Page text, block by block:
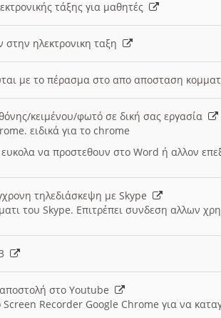
τάξης για μαθητές
στην ηλεκτρονικη ταξη
με το πέρασμα στο απο αποσταση
κειμένου/φωτό σε δική σας εργασία
ειδικά για το chrome
να προστεθουν στο Word ή αλλον
τηλεδιάσκεψη με Skype
του Skype. Επιτρέπει συνδεση αλλων
3
αποστολή στο Youtube
Screen Recorder Google Chrome για να